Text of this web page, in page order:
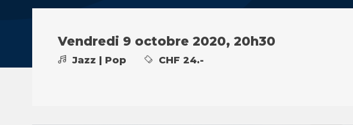
Vendredi 9 octobre 2020, 20h30
Jazz | Pop CHF 24.-